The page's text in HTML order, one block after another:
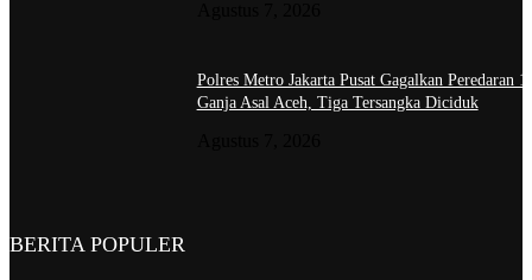
Polres Metro Jakarta Pusat Gagalkan Peredaran
Ganja Asal Aceh, Tiga Tersangka Diciduk
BERITA POPULER